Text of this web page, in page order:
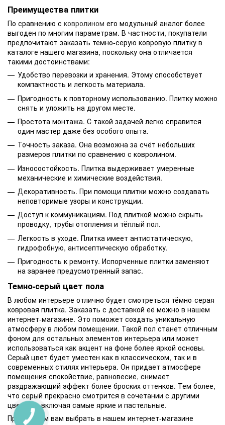
Преимущества плитки
По сравнению с ковролином его модульный аналог более
выгоден по многим параметрам. В частности, покупатели
предпочитают заказать темно-серую ковровую плитку в
каталоге нашего магазина, поскольку она отличается
такими достоинствами:
Удобство перевозки и хранения. Этому способствует
компактность и легкость материала.
Пригодность к повторному использованию. Плитку можно
снять и уложить на другом месте.
Простота монтажа. С такой задачей легко справится
один мастер даже без особого опыта.
Точность заказа. Она возможна за счёт небольших
размеров плитки по сравнению с ковролином.
Износостойкость. Плитка выдерживает умеренные
механические и химические воздействия.
Декоративность. При помощи плитки можно создавать
неповторимые узоры и конструкции.
Доступ к коммуникациям. Под плиткой можно скрыть
проводку, трубы отопления и тёплый пол.
Легкость в уходе. Плитка имеет антистатическую,
гидрофобную, антисептическую обработку.
Пригодность к ремонту. Испорченные плитки заменяют
на заранее предусмотренный запас.
Темно-серый цвет пола
В любом интерьере отлично будет смотреться тёмно-серая
ковровая плитка. Заказать с доставкой её можно в нашем
интернет-магазине. Это поможет создать уникальную
атмосферу в любом помещении. Такой пол станет отличным
фоном для остальных элементов интерьера или может
использоваться как акцент на фоне более яркой основы.
Серый цвет будет уместен как в классическом, так и в
современных стилях интерьера. Он придает атмосфере
помещения спокойствие, равновесие, снимает
раздражающий эффект более броских оттенков. Тем более,
что серый прекрасно смотрится в сочетании с другими
цветами, включая самые яркие и пастельные.
Предлагаем вам выбрать в нашем интернет-магазине